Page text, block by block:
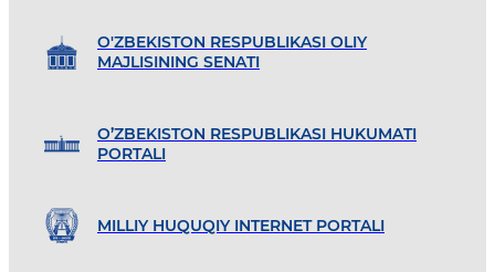
O'ZBEKISTON RESPUBLIKASI OLIY
MAJLISINING SENATI
O’ZBEKISTON RESPUBLIKASI HUKUMATI
PORTALI
MILLIY HUQUQIY INTERNET PORTALI